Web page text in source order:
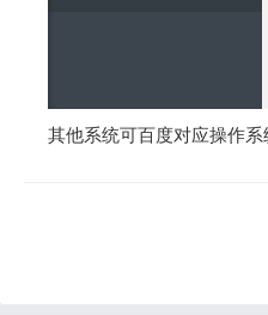
其他系统可百度对应操作